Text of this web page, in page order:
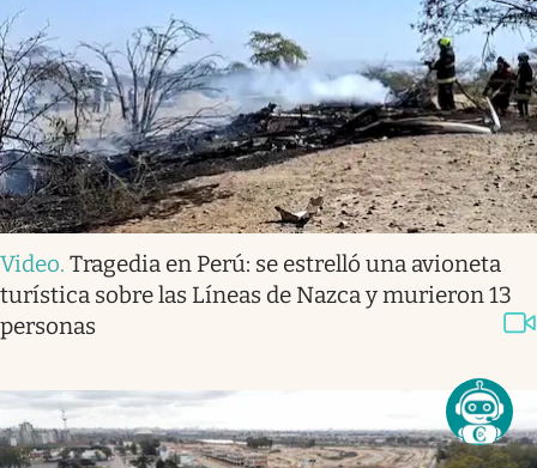
Video. Tragedia en Perú: se estrelló una avioneta
turística sobre las Líneas de Nazca y murieron 13
personas